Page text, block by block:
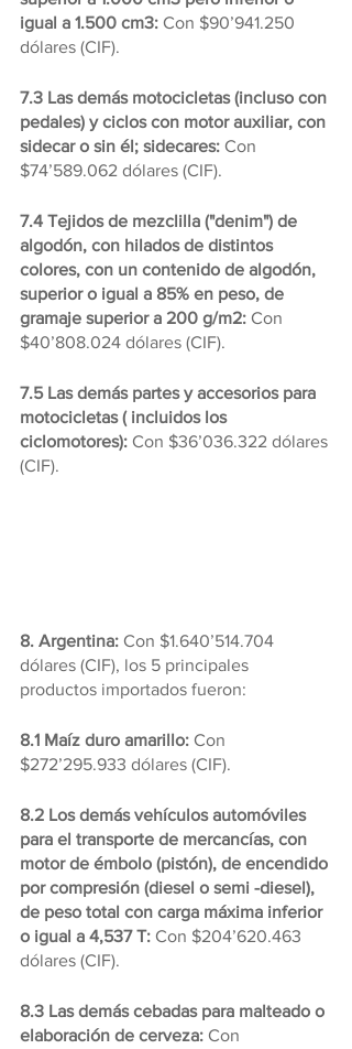
igual a 1.500 cm3: Con $90’941.250
dólares (CIF).
7.3 Las demás motocicletas (incluso con
pedales) y ciclos con motor auxiliar, con
sidecar o sin él; sidecares: Con
$74’589.062 dólares (CIF).
7.4 Tejidos de mezclilla ("denim") de
algodón, con hilados de distintos
colores, con un contenido de algodón,
superior o igual a 85% en peso, de
gramaje superior a 200 g/m2: Con
$40’808.024 dólares (CIF).
7.5 Las demás partes y accesorios para
motocicletas ( incluidos los
ciclomotores): Con $36’036.322 dólares
(CIF).
8. Argentina: Con $1.640’514.704
dólares (CIF), los 5 principales
productos importados fueron:
8.1 Maíz duro amarillo: Con
$272’295.933 dólares (CIF).
8.2 Los demás vehículos automóviles
para el transporte de mercancías, con
motor de émbolo (pistón), de encendido
por compresión (diesel o semi -diesel),
de peso total con carga máxima inferior
o igual a 4,537 T: Con $204’620.463
dólares (CIF).
8.3 Las demás cebadas para malteado o
elaboración de cerveza: Con